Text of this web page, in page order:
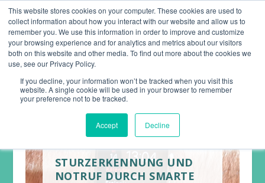
This website stores cookies on your computer. These cookies are used to
collect information about how you interact with our website and allow us to
remember you. We use this information in order to improve and customize
your browsing experience and for analytics and metrics about our visitors
both on this website and other media. To find out more about the cookies we
use, see our Privacy Policy.
If you decline, your information won’t be tracked when you visit this
website. A single cookie will be used in your browser to remember
your preference not to be tracked.
Accept Decline
STURZERKENNUNG UND
NOTRUF DURCH SMARTE